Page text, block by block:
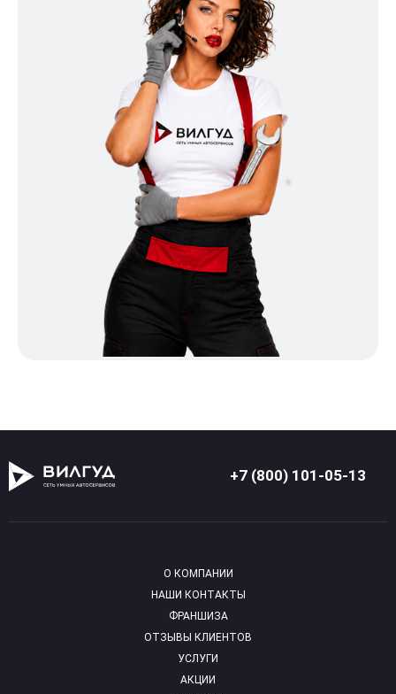
+7 (800) 101-05-13
О КОМПАНИИ
НАШИ КОНТАКТЫ
ФРАНШИЗА
ОТЗЫВЫ КЛИЕНТОВ
УСЛУГИ
АКЦИИ